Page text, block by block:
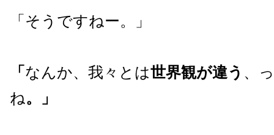
「そうですねー。」
「 なんか、我々とは世界観が違う 、
ね。」